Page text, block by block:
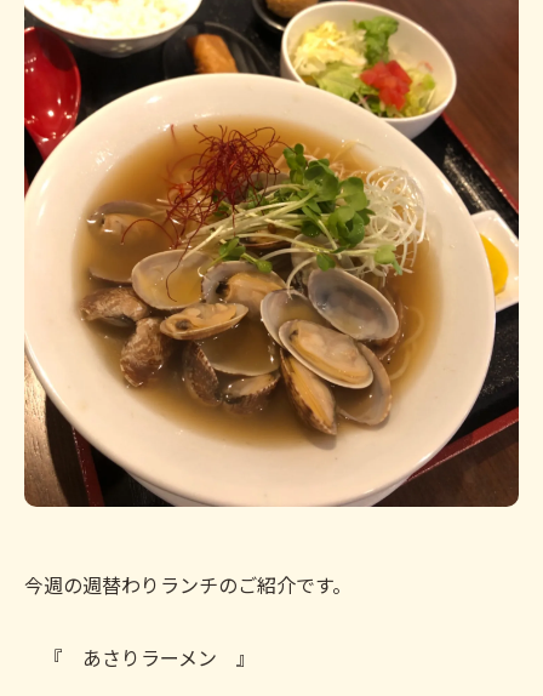
今週の週替わりランチのご紹介です。
『 あさりラーメン 』